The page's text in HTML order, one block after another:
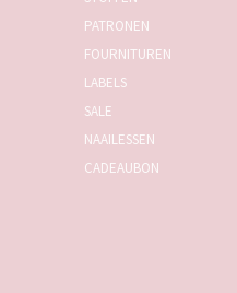
PATRONEN
FOURNITUREN
LABELS
SALE
NAAILESSEN
CADEAUBON